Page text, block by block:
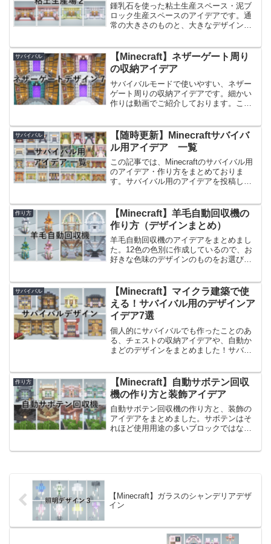
鍾乳石を使った粘土生産スペース・泥ブ
ロック生産スペースのアイデアです。通
常の大きさのものと、大きなデザインを
大きさのもの・色味のものをお選びくだ
さい！前回作った泥ブロ...
サバイバル
【Minecraft】ネザーゲート周り
の収納アイデア
サバイバルモードで使いやすい、ネザー
ゲート周りの収納アイデアです。細かい
作りは動画でご紹介しております。こち
なれば嬉しいです。Youtubeでも動画にて
作り方をご紹介し...
サバイバル
【随時更新】Minecraftサバイバ
ル用アイデア 一覧
この記事では、Minecraftのサバイバル用
のアイデア・作り方をまとめておりま
す。サバイバル用のアイデアを投稿した
とめているので、見た目のデザインだけ
でなく、レッドス...
作り方
【Minecraft】羊毛自動回収機の
作り方（デザインまとめ）
羊毛自動回収機のアイデアをまとめまし
た。12色の色別に作成しているので、お
好きな色味のデザインのものをお選びく
で、用途に合わせて使いやすいデザイン
を選ぶことができます。Y...
サバイバル
【Minecraft】マイクラ建築で使
える！サバイバル用のデザインア
イデア7選
個人的にサバイバルでも作ったことのあ
る、チェストの収納アイデアや、自動か
まどのデザインをまとめました！サバイ
た、サバイバル用なので低コストデザイ
ンです。豪華なデザインでは...
作り方
【Minecraft】自動サボテン回収
機の作り方と装飾アイデア
自動サボテン回収機の作り方と、装飾の
アイデアをまとめました。サボテンはそ
れほど使用用途の多いブロックではない
【Minecraft】ガラスのシャンデリアデザ
イン